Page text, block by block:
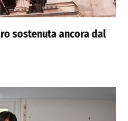
sostenuta ancora dal